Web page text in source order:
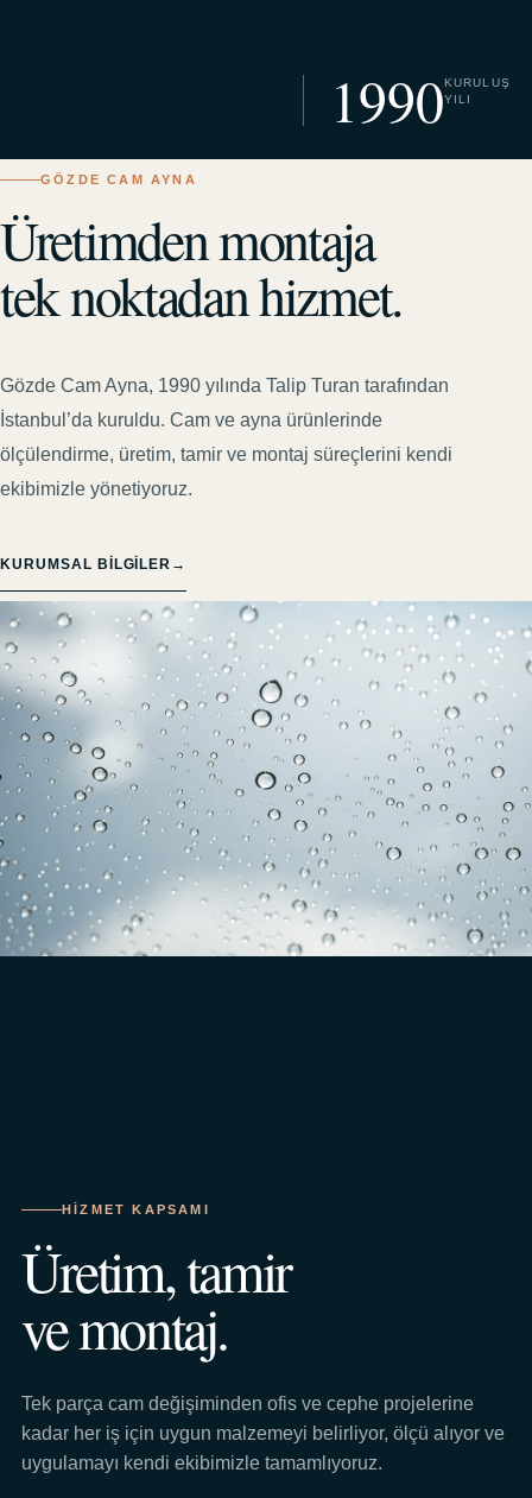
1990KURULUŞ
YILI
GÖZDE CAM AYNA
Üretimden montaja
tek noktadan hizmet.
Gözde Cam Ayna, 1990 yılında Talip Turan tarafından
İstanbul’da kuruldu. Cam ve ayna ürünlerinde
ölçülendirme, üretim, tamir ve montaj süreçlerini kendi
ekibimizle yönetiyoruz.
KURUMSAL BILGILER →
HIZMET KAPSAMI
Üretim, tamir
ve montaj.
Tek parça cam değişiminden ofis ve cephe projelerine
kadar her iş için uygun malzemeyi belirliyor, ölçü alıyor ve
uygulamayı kendi ekibimizle tamamlıyoruz.